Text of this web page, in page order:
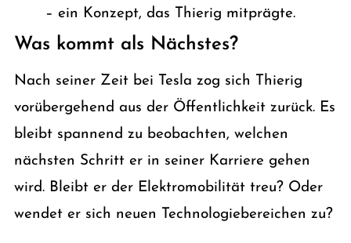
– ein Konzept, das Thierig mitprägte.
Was kommt als Nächstes?
Nach seiner Zeit bei Tesla zog sich Thierig
vorübergehend aus der Öffentlichkeit zurück. Es
bleibt spannend zu beobachten, welchen
nächsten Schritt er in seiner Karriere gehen
wird. Bleibt er der Elektromobilität treu? Oder
wendet er sich neuen Technologiebereichen zu?